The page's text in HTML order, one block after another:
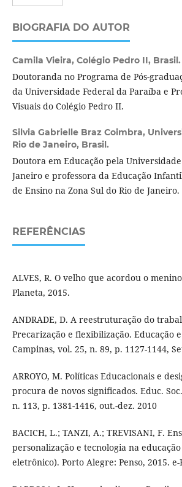
BIOGRAFIA DO AUTOR
Camila Vieira, Colégio Pedro II, Brasil.
Doutoranda no Programa de Pós-
da Universidade Federal da Paraíba e
Visuais do Colégio Pedro II.
Silvia Gabrielle Braz Coimbra,
Rio de Janeiro, Brasil.
Doutora em Educação pela
Janeiro e professora da Educação
de Ensino na Zona Sul do Rio de Janeiro.
REFERÊNCIAS
ALVES, R. O velho que acordou o
Planeta, 2015.
ANDRADE, D. A reestruturação do
Precarização e flexibilização. Educação
Campinas, vol. 25, n. 89, p. 1127-1144,
ARROYO, M. Políticas Educacionais e
procura de novos significados. Educ.
n. 113, p. 1381-1416, out.-dez. 2010
BACICH, L.; TANZI, A.; TREVISANI, F.
personalização e tecnologia na
eletrônico). Porto Alegre: Penso, 2015. e-